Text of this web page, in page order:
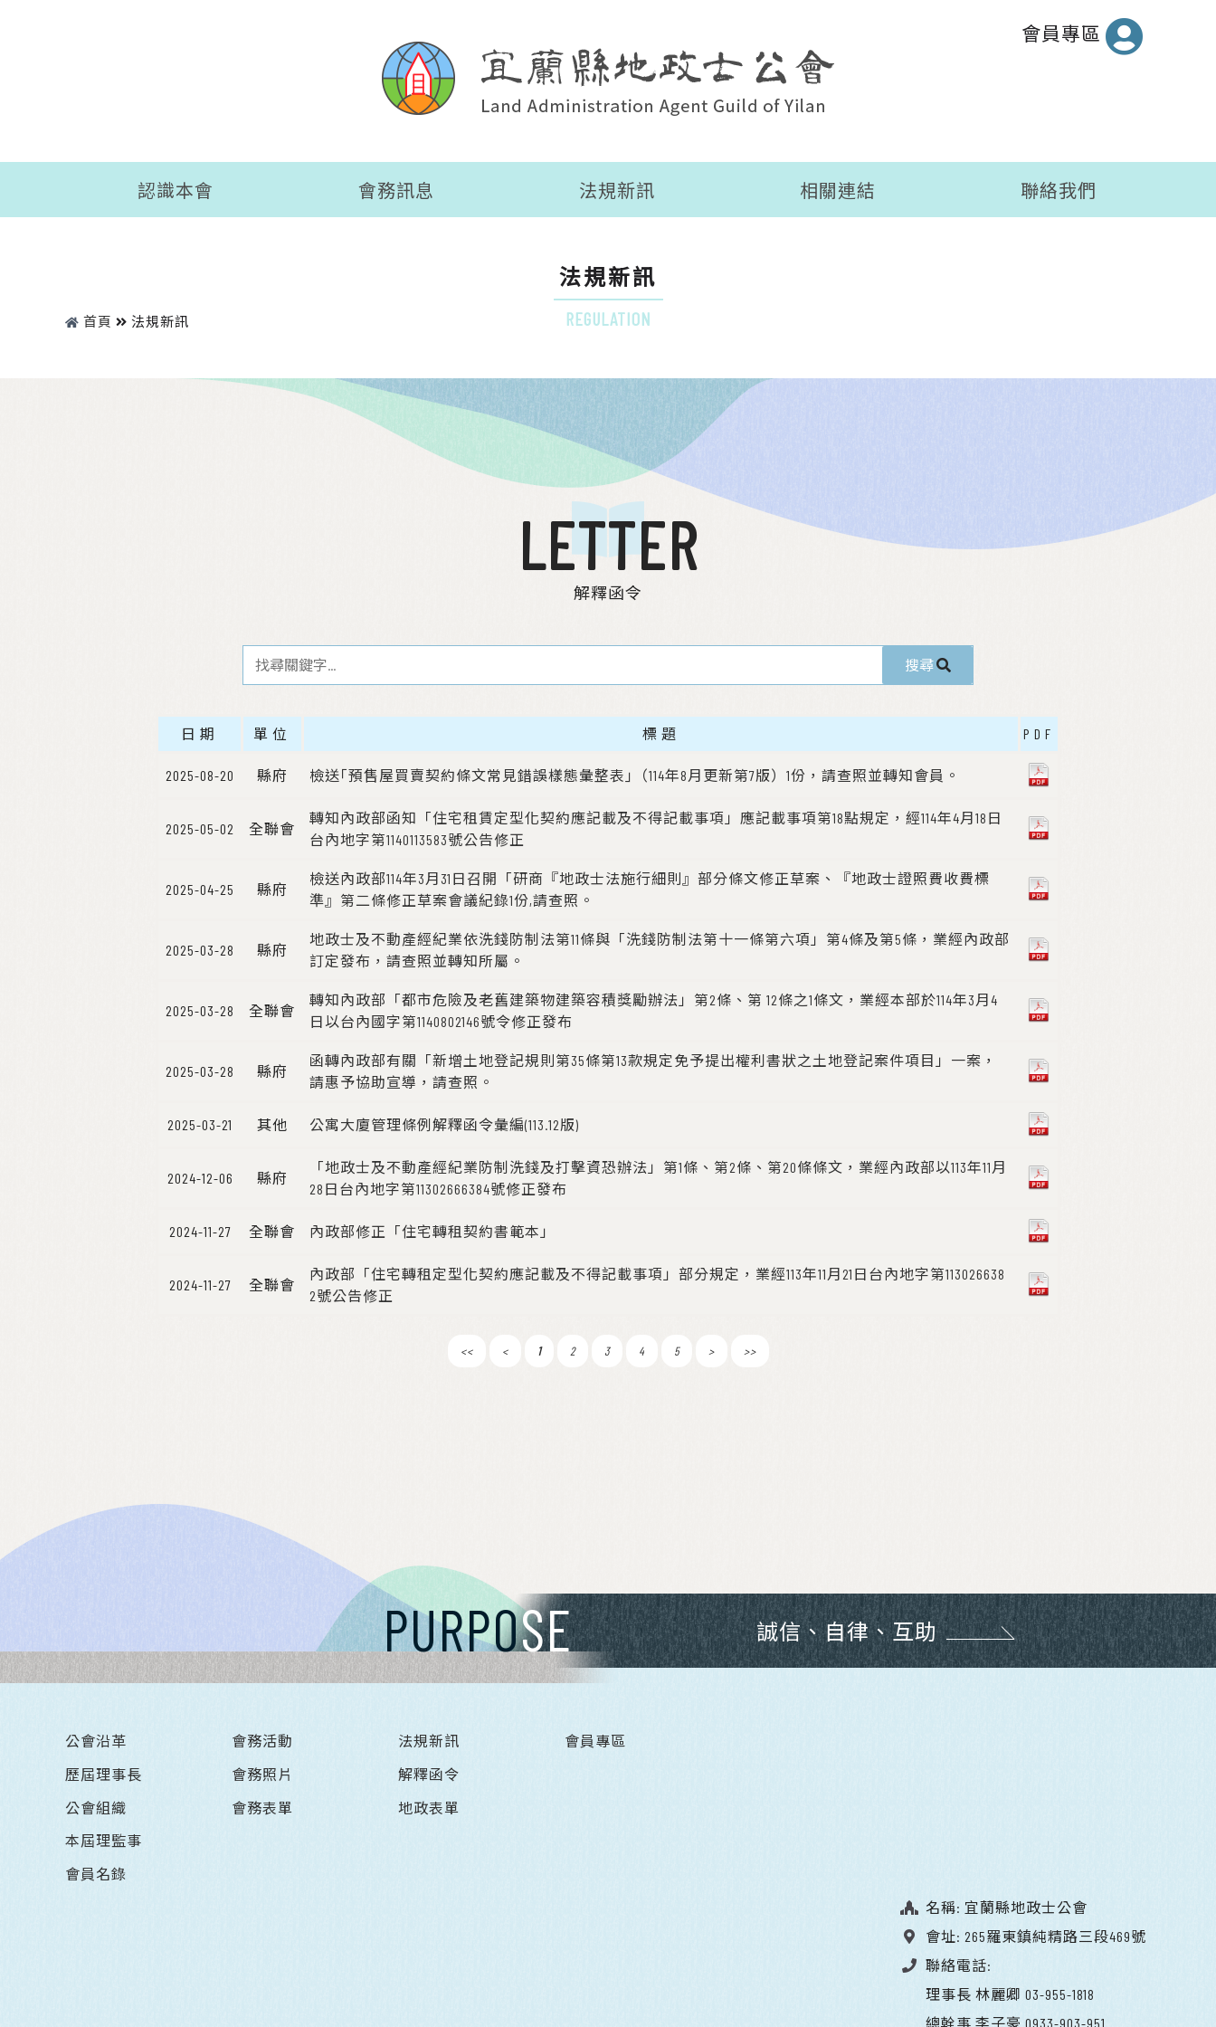
會員專區
認識本會 會務訊息 法規新訊 相關連結 聯絡我們
首頁 法規新訊
法規新訊
REGULATION
LETTER
解釋函令
搜尋
日期 單位 標題 PDF
2025-08-20 縣府 檢送｢預售屋買賣契約條文常見錯誤樣態彙整表｣（114年8月更新第7版）1份，請查照並轉知會員。
2025-05-02 全聯會
轉知內政部函知「住宅租賃定型化契約應記載及不得記載事項」應記載事項第18點規定，經114年4月18日
台內地字第1140113583號公告修正
2025-04-25 縣府
檢送內政部114年3月31日召開「研商『地政士法施行細則』部分條文修正草案、『地政士證照費收費標
準』第二條修正草案會議紀錄1份,請查照。
2025-03-28 縣府
地政士及不動產經紀業依洗錢防制法第11條與「洗錢防制法第十一條第六項」第4條及第5條，業經內政部
訂定發布，請查照並轉知所屬。
2025-03-28 全聯會
轉知內政部「都市危險及老舊建築物建築容積獎勵辦法」第2條、第 12條之1條文，業經本部於114年3月4
日以台內國字第1140802146號令修正發布
2025-03-28 縣府
函轉內政部有關「新增土地登記規則第35條第13款規定免予提出權利書狀之土地登記案件項目」一案，
請惠予協助宣導，請查照。
2025-03-21 其他 公寓大廈管理條例解釋函令彙編(113.12版)
2024-12-06 縣府
「地政士及不動產經紀業防制洗錢及打擊資恐辦法」第1條、第2條、第20條條文，業經內政部以113年11月
28日台內地字第11302666384號修正發布
2024-11-27 全聯會 內政部修正「住宅轉租契約書範本」
2024-11-27 全聯會
內政部「住宅轉租定型化契約應記載及不得記載事項」部分規定，業經113年11月21日台內地字第113026638
2號公告修正
<< < 1 2 3 4 5 > >>
PURPOSE 誠信、自律、互助
公會沿革
歷屆理事長
公會組織
本屆理監事
會員名錄
會務活動
會務照片
會務表單
法規新訊
解釋函令
地政表單
會員專區
名稱: 宜蘭縣地政士公會
會址: 265羅東鎮純精路三段469號
聯絡電話:
理事長 林麗卿 03-955-1818
總幹事 李子豪 0933-903-951